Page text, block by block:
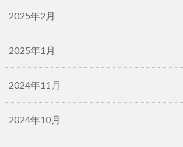
2025年2月
2025年1月
2024年11月
2024年10月